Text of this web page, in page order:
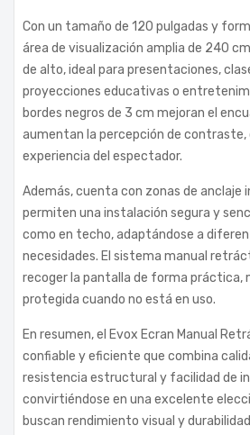
Con un tamaño de 120 pulgadas y
área de visualización amplia de 240
de alto, ideal para presentaciones,
proyecciones educativas o
bordes negros de 3 cm mejoran el
aumentan la percepción de contraste,
experiencia del espectador.
Además, cuenta con zonas de anclaje
permiten una instalación segura y
como en techo, adaptándose a
necesidades. El sistema manual
recoger la pantalla de forma práctica,
protegida cuando no está en uso.
En resumen, el Evox Ecran Manual
confiable y eficiente que combina
resistencia estructural y facilidad de
convirtiéndose en una excelente
buscan rendimiento visual y